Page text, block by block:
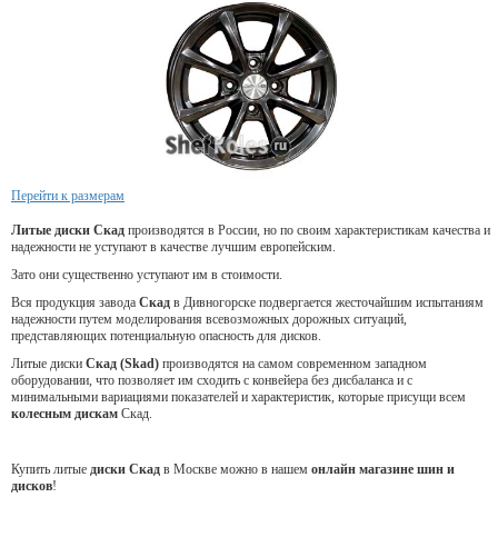
Перейти к размерам
Литые диски Скад производятся в России, но по своим характеристикам качества и
надежности не уступают в качестве лучшим европейским.
Зато они существенно уступают им в стоимости.
Вся продукция завода Скад в Дивногорске подвергается жесточайшим испытаниям
надежности путем моделирования всевозможных дорожных ситуаций,
представляющих потенциальную опасность для дисков.
Литые диски Скад (Skad) производятся на самом современном западном
оборудовании, что позволяет им сходить с конвейера без дисбаланса и с
минимальными вариациями показателей и характеристик, которые присущи всем
колесным дискам Скад.
Купить литые диски Скад в Москве можно в нашем онлайн магазине шин и
дисков!